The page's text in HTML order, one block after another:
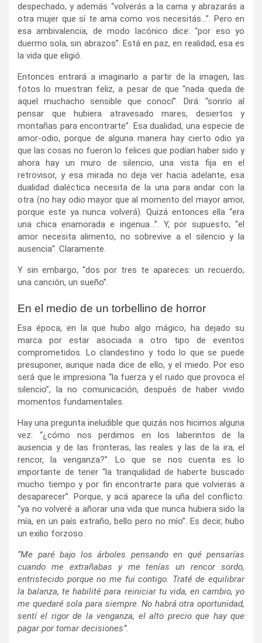
despechado, y además “volverás a la cama y abrazarás a
otra mujer que sí te ama como vos necesitás…”. Pero en
esa ambivalencia, de modo lacónico dice: “por eso yo
duermo sola, sin abrazos”. Está en paz, en realidad, esa es
la vida que eligió.
Entonces entrará a imaginarlo a partir de la imagen, las
fotos lo muestran feliz, a pesar de que “nada queda de
aquel muchacho sensible que conocí”. Dirá: “sonrío al
pensar que hubiera atravesado mares, desiertos y
montañas para encontrarte”. Esa dualidad, una especie de
amor-odio, porque de alguna manera hay cierto odio ya
que las cosas no fueron lo felices que podían haber sido y
ahora hay un muro de silencio, una vista fija en el
retrovisor, y esa mirada no deja ver hacia adelante, esa
dualidad dialéctica necesita de la una para andar con la
otra (no hay odio mayor que al momento del mayor amor,
porque este ya nunca volverá). Quizá entonces ella “era
una chica enamorada e ingenua…”. Y, por supuesto, “el
amor necesita alimento, no sobrevive a el silencio y la
ausencia”. Claramente.
Y sin embargo, “dos por tres te apareces: un recuerdo,
una canción, un sueño”.
En el medio de un torbellino de horror
Esa época, en la que hubo algo mágico, ha dejado su
marca por estar asociada a otro tipo de eventos
comprometidos. Lo clandestino y todo lo que se puede
presuponer, aunque nada dice de ello, y el miedo. Por eso
será que le impresiona “la fuerza y el ruido que provoca el
silencio”, la no comunicación, después de haber vivido
momentos fundamentales.
Hay una pregunta ineludible que quizás nos hicimos alguna
vez: “¿cómo nos perdimos en los laberintos de la
ausencia y de las fronteras, las reales y las de la ira, el
rencor, la venganza?”. Lo que se nos cuenta es lo
importante de tener “la tranquilidad de haberte buscado
mucho tiempo y por fin encontrarte para que volvieras a
desaparecer”. Porque, y acá aparece la uña del conflicto:
“ya no volveré a añorar una vida que nunca hubiera sido la
mía, en un país extraño, bello pero no mío”. Es decir, hubo
un exilio forzoso.
“Me paré bajo los árboles pensando en qué pensarías
cuando me extrañabas y me tenías un rencor sordo,
entristecido porque no me fui contigo. Traté de equilibrar
la balanza, te habilité para reiniciar tu vida, en cambio, yo
me quedaré sola para siempre. No habrá otra oportunidad,
sentí el rigor de la venganza, el alto precio que hay que
pagar por tomar decisiones”.